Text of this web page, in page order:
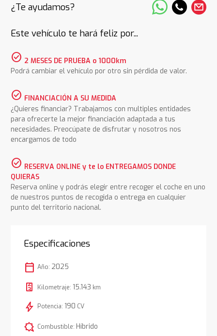
¿Te ayudamos?
Este vehículo te hará feliz por...
check_circle 2 MESES DE PRUEBA o 1000km
Podrá cambiar el vehículo por otro sin pérdida de valor.
check_circle FINANCIACIÓN A SU MEDIDA
¿Quieres financiar? Trabajamos con multiples entidades
para ofrecerte la mejor financiación adaptada a tus
necesidades. Preocúpate de disfrutar y nosotros nos
encargamos de todo
check_circle RESERVA ONLINE y te lo ENTREGAMOS DONDE
QUIERAS
Reserva online y podrás elegir entre recoger el coche en uno
de nuestros puntos de recogida o entrega en cualquier
punto del territorio nacional.
Especificaciones
calendar_today Año: 2025
Kilometraje: 15.143 km
bolt Potencia: 190 CV
comic_bubble Combustible: Híbrido